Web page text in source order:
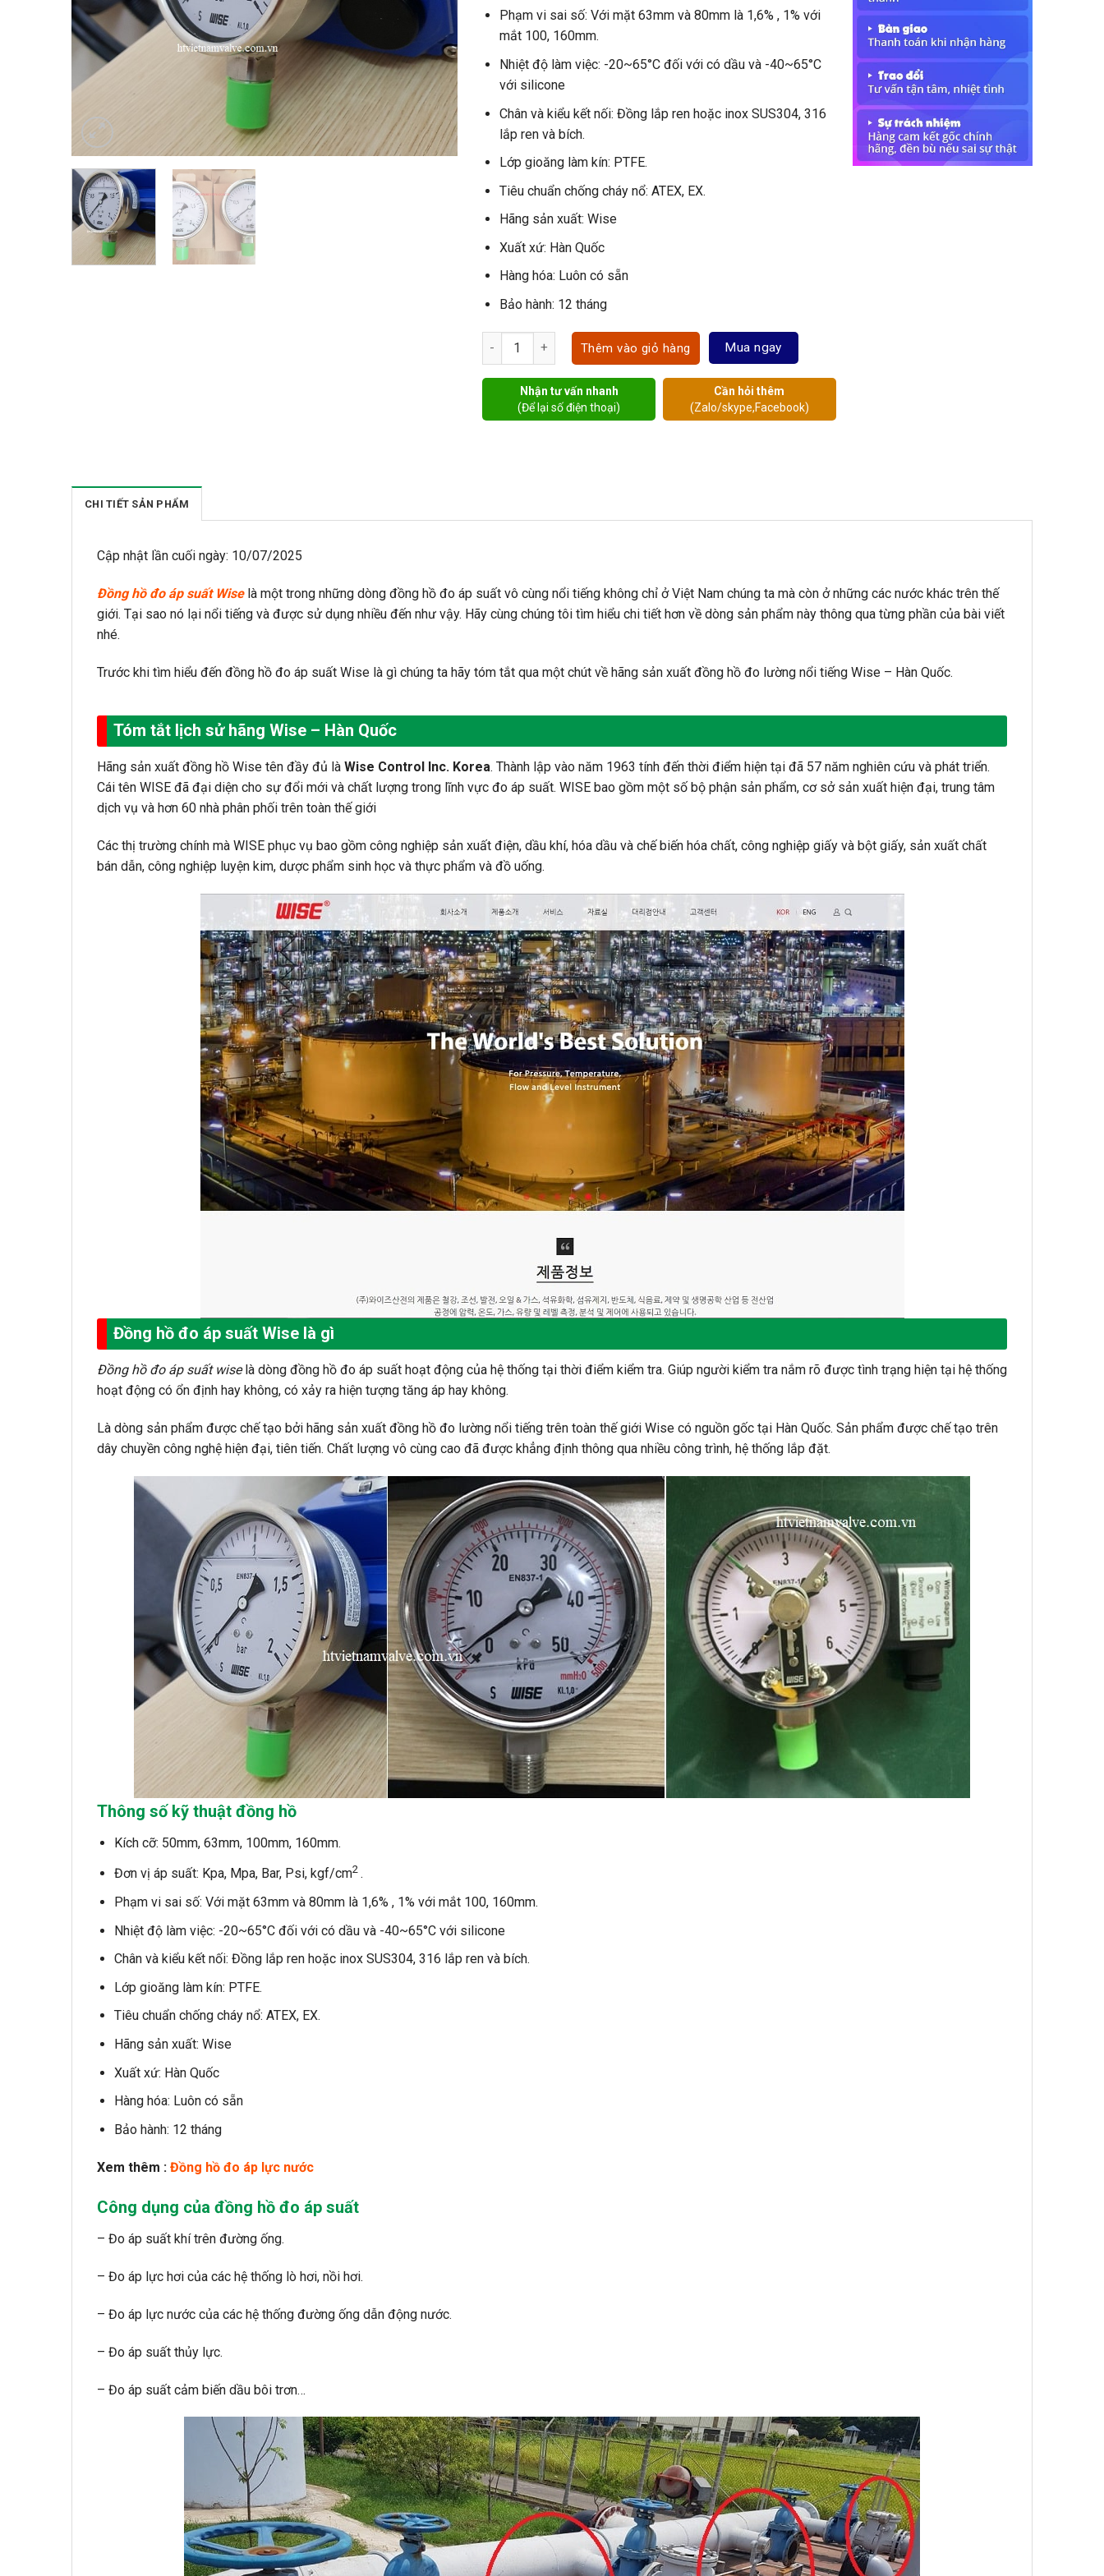
Phạm vi sai số: Với mặt 63mm và 80mm là 1,6% , 1% với
mắt 100, 160mm.
Nhiệt độ làm việc: -20~65°C đối với có dầu và -40~65°C
với silicone
Chân và kiểu kết nối: Đồng lắp ren hoặc inox SUS304, 316
lắp ren và bích.
Lớp gioăng làm kín: PTFE.
Tiêu chuẩn chống cháy nổ: ATEX, EX.
Hãng sản xuất: Wise
Xuất xứ: Hàn Quốc
Hàng hóa: Luôn có sẵn
Bảo hành: 12 tháng
Đồng hồ đo áp suất Wise số lượng
Thêm vào giỏ hàng Mua ngay
Nhận tư vấn nhanh
(Để lại số điện thoại)
Cần hỏi thêm
(Zalo/skype,Facebook)
CHI TIẾT SẢN PHẨM
Cập nhật lần cuối ngày: 10/07/2025
Đồng hồ đo áp suất Wise là một trong những dòng đồng hồ đo áp suất vô cùng nổi tiếng không chỉ ở Việt Nam chúng ta mà còn ở những các nước khác trên thế
giới. Tại sao nó lại nổi tiếng và được sử dụng nhiều đến như vậy. Hãy cùng chúng tôi tìm hiểu chi tiết hơn về dòng sản phẩm này thông qua từng phần của bài viết
nhé.
Trước khi tìm hiểu đến đồng hồ đo áp suất Wise là gì chúng ta hãy tóm tắt qua một chút về hãng sản xuất đồng hồ đo lường nổi tiếng Wise – Hàn Quốc.
Tóm tắt lịch sử hãng Wise – Hàn Quốc
Hãng sản xuất đồng hồ Wise tên đầy đủ là Wise Control Inc. Korea. Thành lập vào năm 1963 tính đến thời điểm hiện tại đã 57 năm nghiên cứu và phát triển.
Cái tên WISE đã đại diện cho sự đổi mới và chất lượng trong lĩnh vực đo áp suất. WISE bao gồm một số bộ phận sản phẩm, cơ sở sản xuất hiện đại, trung tâm
dịch vụ và hơn 60 nhà phân phối trên toàn thế giới
Các thị trường chính mà WISE phục vụ bao gồm công nghiệp sản xuất điện, dầu khí, hóa dầu và chế biến hóa chất, công nghiệp giấy và bột giấy, sản xuất chất
bán dẫn, công nghiệp luyện kim, dược phẩm sinh học và thực phẩm và đồ uống.
Đồng hồ đo áp suất Wise là gì
Đồng hồ đo áp suất wiselà dòng đồng hồ đo áp suất hoạt động của hệ thống tại thời điểm kiểm tra. Giúp người kiểm tra nắm rõ được tình trạng hiện tại hệ thống
hoạt động có ổn định hay không, có xảy ra hiện tượng tăng áp hay không.
Là dòng sản phẩm được chế tạo bởi hãng sản xuất đồng hồ đo lường nổi tiếng trên toàn thế giới Wise có nguồn gốc tại Hàn Quốc. Sản phẩm được chế tạo trên
dây chuyền công nghệ hiện đại, tiên tiến. Chất lượng vô cùng cao đã được khẳng định thông qua nhiều công trình, hệ thống lắp đặt.
Thông số kỹ thuật đồng hồ
Kích cỡ: 50mm, 63mm, 100mm, 160mm.
Đơn vị áp suất: Kpa, Mpa, Bar, Psi, kgf/cm2 .
Phạm vi sai số: Với mặt 63mm và 80mm là 1,6% , 1% với mắt 100, 160mm.
Nhiệt độ làm việc: -20~65°C đối với có dầu và -40~65°C với silicone
Chân và kiểu kết nối: Đồng lắp ren hoặc inox SUS304, 316 lắp ren và bích.
Lớp gioăng làm kín: PTFE.
Tiêu chuẩn chống cháy nổ: ATEX, EX.
Hãng sản xuất: Wise
Xuất xứ: Hàn Quốc
Hàng hóa: Luôn có sẵn
Bảo hành: 12 tháng
Xem thêm : Đồng hồ đo áp lực nước
Công dụng của đồng hồ đo áp suất
– Đo áp suất khí trên đường ống.
– Đo áp lực hơi của các hệ thống lò hơi, nồi hơi.
– Đo áp lực nước của các hệ thống đường ống dẫn động nước.
– Đo áp suất thủy lực.
– Đo áp suất cảm biến dầu bôi trơn…